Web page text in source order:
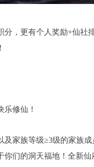
分，更有个人奖励+仙
修仙！
家族等级≥3级的家族
你们的洞天福地！全新